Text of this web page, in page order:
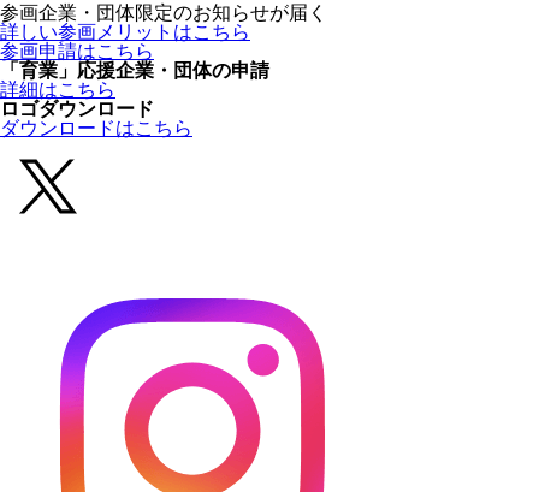
参画企業・団体限定のお知らせが届く
詳しい参画メリットはこちら
参画申請はこちら
「育業」応援企業・団体の申請
詳細はこちら
ロゴダウンロード
ダウンロードはこちら